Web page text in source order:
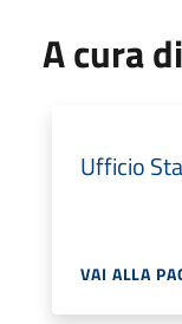
A cura di
Ufficio
VAI ALLA